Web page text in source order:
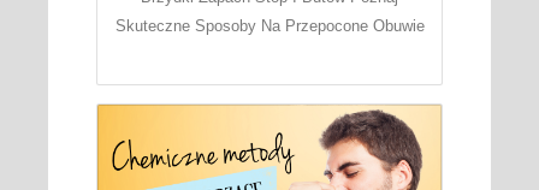
Skuteczne Sposoby Na Przepocone Obuwie